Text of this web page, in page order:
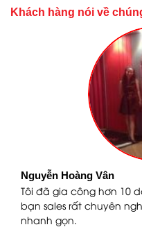
Khách hàng nói về
Nguyễn Hoàng Vân
Tôi đã gia công hơn 10
bạn sales rất chuyên
nhanh gọn.